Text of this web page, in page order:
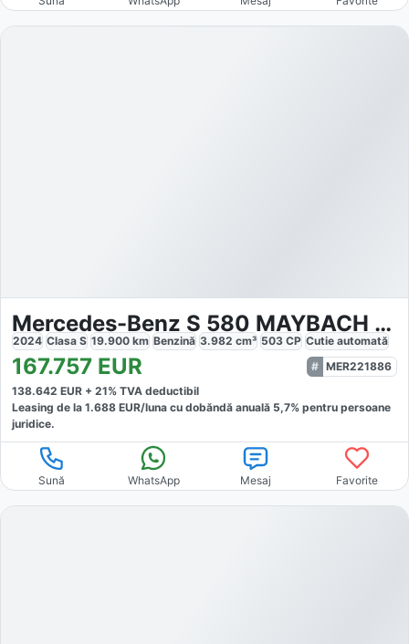
Mercedes-Benz S 580 MAYBACH EXCLUSIV CHAUFFEUR
2024 Clasa S 19.900 km Benzină 3.982 cm³ 503 CP Cutie automată
167.757 EUR
MER221886
138.642 EUR + 21% TVA deductibil
Leasing de la 1.688 EUR/luna cu dobăndă anuală 5,7% pentru persoane
juridice.
Sună WhatsApp Mesaj Favorite